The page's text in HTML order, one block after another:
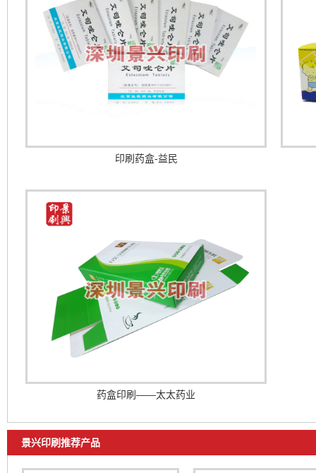
印刷药盒-益民
药盒印刷——太太药业
景兴印刷推荐产品